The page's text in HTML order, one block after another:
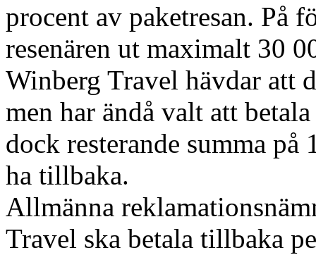
procent av paketresan. På
resenären ut maximalt 30
Winberg Travel hävdar att
men har ändå valt att
dock resterande summa
ha tillbaka.
Allmänna
Travel ska betala tillbaka